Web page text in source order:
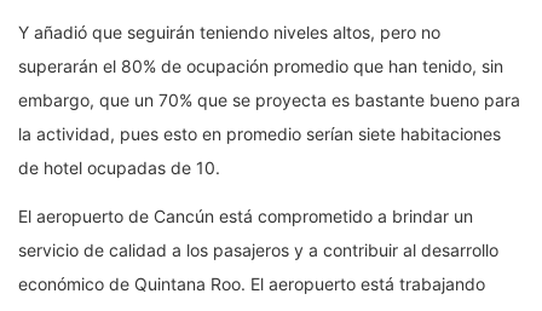
Y añadió que seguirán teniendo niveles altos, pero no
superarán el 80% de ocupación promedio que han tenido, sin
embargo, que un 70% que se proyecta es bastante bueno para
la actividad, pues esto en promedio serían siete habitaciones
de hotel ocupadas de 10.
El aeropuerto de Cancún está comprometido a brindar un
servicio de calidad a los pasajeros y a contribuir al desarrollo
económico de Quintana Roo. El aeropuerto está trabajando